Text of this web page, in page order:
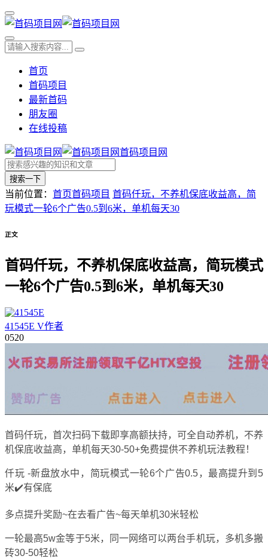
首页
首码项目
最新首码
朋友圈
在线投稿
首码项目网
搜索一下
当前位置： 首页首码项目 首码仟玩，不养机保底收益高，简
玩模式一轮6个广告0.5到6米，单机每天30
正文
首码仟玩，不养机保底收益高，简玩模式
一轮6个广告0.5到6米，单机每天30
41545E V作者
0520
首码仟玩，首次扫码下载即享高额扶持，可全自动养机，不养
机保底收益高，单机每天30-50+免费提供不养机玩法教程！
仟玩 -新盘放水中，简玩模式一轮6个广告0.5，最高提升到5
米✔️有保底
多点提升奖励~在去看广告~每天单机30米轻松
一轮最高5w金等于5米，同一网络可以两台手机玩，多机多搬
砖30-50轻松